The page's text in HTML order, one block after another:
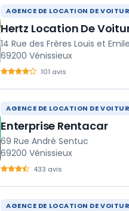
AGENCE DE LOCATION DE
Hertz Location De
14 Rue des Frères Louis et
69200 Vénissieux
101 avis
AGENCE DE LOCATION DE
Enterprise Rentacar
69 Rue André Sentuc
69200 Vénissieux
433 avis
AGENCE DE LOCATION DE